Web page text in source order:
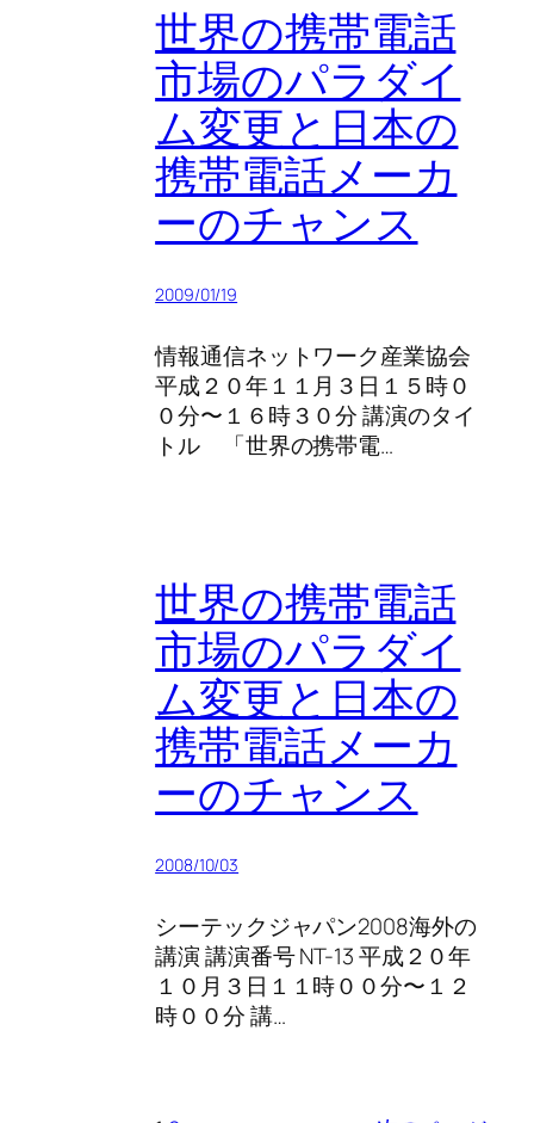
世界の携帯電話
市場のパラダイ
ム変更と日本の
携帯電話メーカ
ーのチャンス
2009/01/19
情報通信ネットワーク産業協会
平成２０年１１月３日１５時０
０分〜１６時３０分 講演のタイ
トル 「世界の携帯電…
世界の携帯電話
市場のパラダイ
ム変更と日本の
携帯電話メーカ
ーのチャンス
2008/10/03
シーテックジャパン2008海外の
講演 講演番号 NT-13 平成２０年
１０月３日１１時００分〜１２
時００分 講…